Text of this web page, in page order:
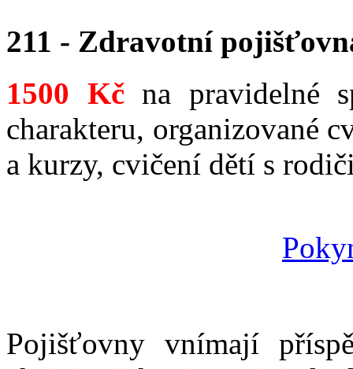
211 - Zdravotní
1500 Kčna pravidelné
charakteru, organizované
a kurzy, cvičení dětí s
Pojišťovny vnímají